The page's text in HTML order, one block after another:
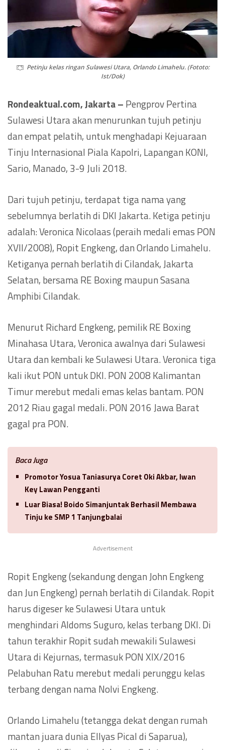
Petinju kelas ringan Sulawesi Utara, Orlando Limahelu. (Fototo:
Ist/Dok)
Rondeaktual.com, Jakarta – Pengprov Pertina
Sulawesi Utara akan menurunkan tujuh petinju
dan empat pelatih, untuk menghadapi Kejuaraan
Tinju Internasional Piala Kapolri, Lapangan KONI,
Sario, Manado, 3-9 Juli 2018.
Dari tujuh petinju, terdapat tiga nama yang
sebelumnya berlatih di DKI Jakarta. Ketiga petinju
adalah: Veronica Nicolaas (peraih medali emas PON
XVII/2008), Ropit Engkeng, dan Orlando Limahelu.
Ketiganya pernah berlatih di Cilandak, Jakarta
Selatan, bersama RE Boxing maupun Sasana
Amphibi Cilandak.
Menurut Richard Engkeng, pemilik RE Boxing
Minahasa Utara, Veronica awalnya dari Sulawesi
Utara dan kembali ke Sulawesi Utara. Veronica tiga
kali ikut PON untuk DKI. PON 2008 Kalimantan
Timur merebut medali emas kelas bantam. PON
2012 Riau gagal medali. PON 2016 Jawa Barat
gagal pra PON.
Baca Juga
Promotor Yosua Taniasurya Coret Oki Akbar, Iwan
Key Lawan Pengganti
Luar Biasa! Boido Simanjuntak Berhasil Membawa
Tinju ke SMP 1 Tanjungbalai
Advertisement
Ropit Engkeng (sekandung dengan John Engkeng
dan Jun Engkeng) pernah berlatih di Cilandak. Ropit
harus digeser ke Sulawesi Utara untuk
menghindari Aldoms Suguro, kelas terbang DKI. Di
tahun terakhir Ropit sudah mewakili Sulawesi
Utara di Kejurnas, termasuk PON XIX/2016
Pelabuhan Ratu merebut medali perunggu kelas
terbang dengan nama Nolvi Engkeng.
Orlando Limahelu (tetangga dekat dengan rumah
mantan juara dunia Ellyas Pical di Saparua),